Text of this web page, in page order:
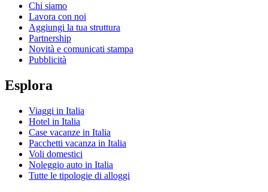
Chi siamo
Lavora con noi
Aggiungi la tua struttura
Partnership
Novità e comunicati stampa
Pubblicità
Esplora
Viaggi in Italia
Hotel in Italia
Case vacanze in Italia
Pacchetti vacanza in Italia
Voli domestici
Noleggio auto in Italia
Tutte le tipologie di alloggi